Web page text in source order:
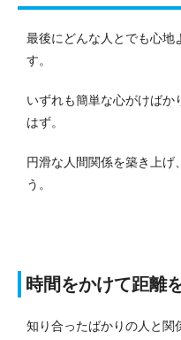
最後にどんな人とでも心地
す。
いずれも簡単な心がけばか
はず。
円滑な人間関係を築き上げ
う。
時間をかけて距離
知り合ったばかりの人と関